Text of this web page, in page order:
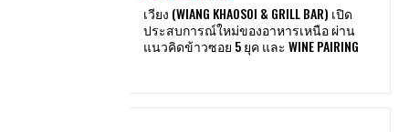
เวียง (WIANG KHAOSOI & GRILL BAR) เปิด
ประสบการณ์ใหม่ของอาหารเหนือ ผ่าน
แนวคิดข้าวซอย 5 ยุค และ WINE PAIRING